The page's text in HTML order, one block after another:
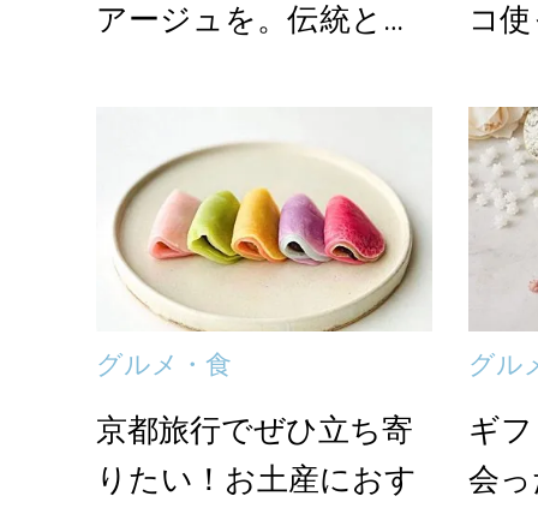
アージュを。伝統と新
コ
グルメ・食
京都旅行でぜひ立ち寄
りたい！お土産におす
グル
ギ
会